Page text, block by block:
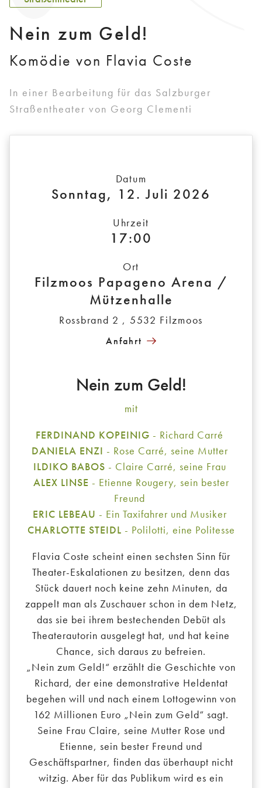
Nein zum Geld!
Komödie von Flavia Coste
In einer Bearbeitung für das Salzburger
Straßentheater von Georg Clementi
Datum
Sonntag, 12. Juli 2026
Uhrzeit
17:00
Ort
Filzmoos Papageno Arena /
Mützenhalle
Rossbrand 2 , 5532 Filzmoos
Anfahrt
Nein zum Geld!
mit
FERDINAND KOPEINIG - Richard Carré
DANIELA ENZI - Rose Carré, seine Mutter
ILDIKO BABOS - Claire Carré, seine Frau
ALEX LINSE - Etienne Rougery, sein bester
Freund
ERIC LEBEAU - Ein Taxifahrer und Musiker
CHARLOTTE STEIDL - Polilotti, eine Politesse
Flavia Coste scheint einen sechsten Sinn für
Theater-Eskalationen zu besitzen, denn das
Stück dauert noch keine zehn Minuten, da
zappelt man als Zuschauer schon in dem Netz,
das sie bei ihrem bestechenden Debüt als
Theaterautorin ausgelegt hat, und hat keine
Chance, sich daraus zu befreien.
„Nein zum Geld!“ erzählt die Geschichte von
Richard, der eine demonstrative Heldentat
begehen will und nach einem Lottogewinn von
162 Millionen Euro „Nein zum Geld“ sagt.
Seine Frau Claire, seine Mutter Rose und
Etienne, sein bester Freund und
Geschäftspartner, finden das überhaupt nicht
witzig. Aber für das Publikum wird es ein